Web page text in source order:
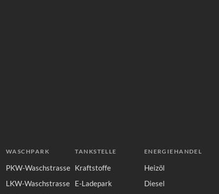
WASCHPARK
PKW-Waschstrasse
LKW-Waschstrasse
TANKSTELLE
Kraftstoffe
E-Ladepark
ENERGIEHANDEL
Heizöl
Diesel